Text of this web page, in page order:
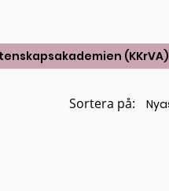
(KKrVA)
Sortera på: